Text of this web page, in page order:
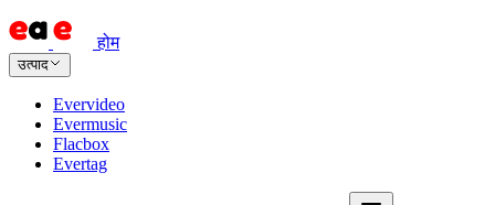
होम
उत्पाद
Evervideo
Evermusic
Flacbox
Evertag